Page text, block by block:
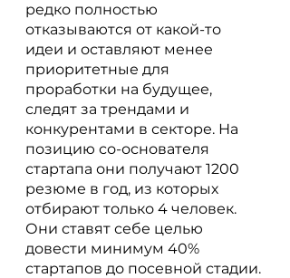
редко полностью
отказываются от какой-то
идеи и оставляют менее
приоритетные для
проработки на будущее,
следят за трендами и
конкурентами в секторе. На
позицию со-основателя
стартапа они получают 1200
резюме в год, из которых
отбирают только 4 человек.
Они ставят себе целью
довести минимум 40%
стартапов до посевной стадии.